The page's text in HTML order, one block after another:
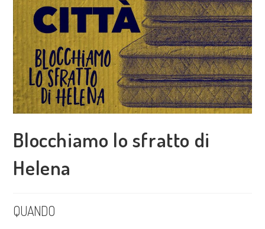
Blocchiamo lo sfratto di
Helena
QUANDO